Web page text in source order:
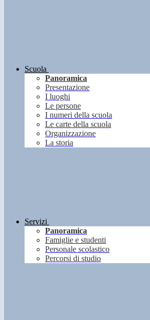
Scuola
Panoramica
Presentazione
I luoghi
Le persone
I numeri della scuola
Le carte della scuola
Organizzazione
La storia
Servizi
Panoramica
Famiglie e studenti
Personale scolastico
Percorsi di studio